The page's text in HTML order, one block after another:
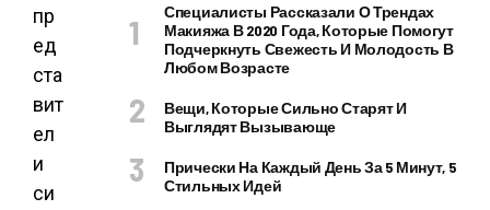
пр
ед
ста
вит
ел
и
си
Специалисты Рассказали О Трендах
Макияжа В 2020 Года, Которые Помогут
Подчеркнуть Свежесть И Молодость В
Любом Возрасте
Вещи, Которые Сильно Старят И
Выглядят Вызывающе
Прически На Каждый День За 5 Минут, 5
Стильных Идей